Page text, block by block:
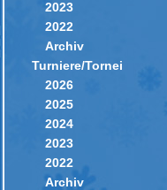
2023
2022
Archiv
Turniere/Tornei
2026
2025
2024
2023
2022
Archiv